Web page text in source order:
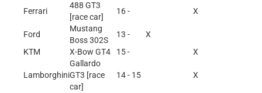
Ferrari
488 GT3
[race car]
16 - X
Ford
Mustang
Boss 302S
13 -
X
KTM
X-Bow GT4 15 - X
Lamborghini
Gallardo
GT3 [race
car]
14 - 15 X